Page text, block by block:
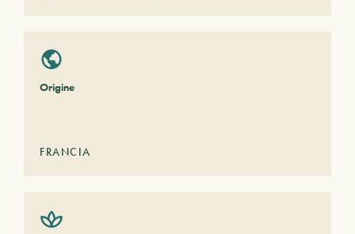
Origine
FRANCIA